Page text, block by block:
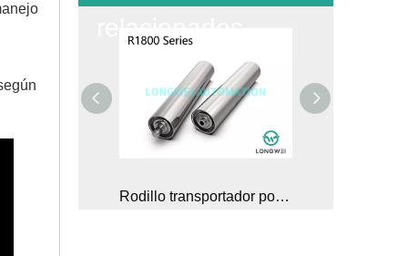
Rodillo transportador por gravedad de servicio pesado con carcasa de cojinete de acero